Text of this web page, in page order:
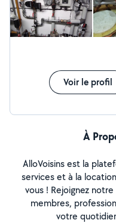
Voir le profil
À
AlloVoisins est la
services et à la
vous ! Rejoignez
membres,
votre